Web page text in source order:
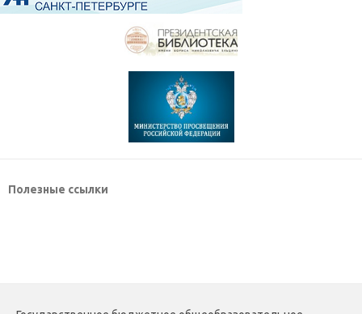
Полезные ссылки